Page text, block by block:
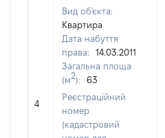
4
Вид об'єкта:
Квартира
Дата набуття
права:
14.03.2011
Загальна площа
(м2):
63
Реєстраційний
номер
(кадастровий